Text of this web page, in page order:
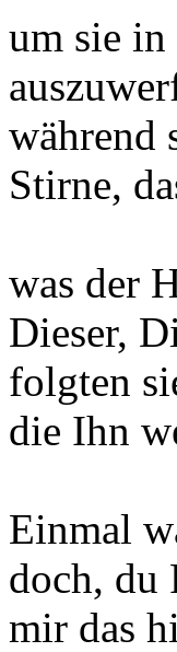
um sie in
während
Stirne,
was der
Dieser,
folgten
die Ihn
Einmal
doch, du
mir das